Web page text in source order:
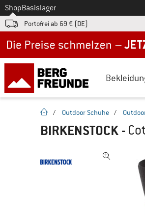
Zum
ShopBasislager
Portofrei ab 69 € (DE)
Startseite
/ Outdoor Schuhe /
BIRKENSTOCK -